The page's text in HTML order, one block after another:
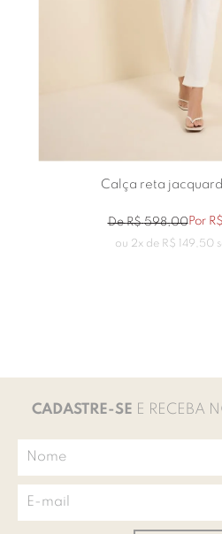
Calça reta
DeR$ 598,00Por R$
ou 2x de R$ 149 50
CADASTRE-SE E RECEBA